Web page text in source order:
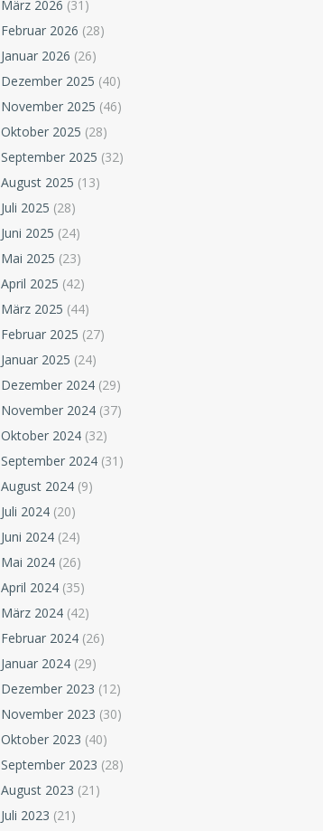
März 2026 (31)
Februar 2026 (28)
Januar 2026 (26)
Dezember 2025 (40)
November 2025 (46)
Oktober 2025 (28)
September 2025 (32)
August 2025 (13)
Juli 2025 (28)
Juni 2025 (24)
Mai 2025 (23)
April 2025 (42)
März 2025 (44)
Februar 2025 (27)
Januar 2025 (24)
Dezember 2024 (29)
November 2024 (37)
Oktober 2024 (32)
September 2024 (31)
August 2024 (9)
Juli 2024 (20)
Juni 2024 (24)
Mai 2024 (26)
April 2024 (35)
März 2024 (42)
Februar 2024 (26)
Januar 2024 (29)
Dezember 2023 (12)
November 2023 (30)
Oktober 2023 (40)
September 2023 (28)
August 2023 (21)
Juli 2023 (21)